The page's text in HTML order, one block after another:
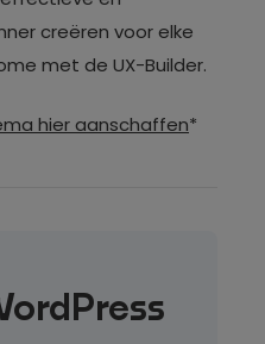
creëren voor elke
met de UX-Builder.
hier aanschaffen*